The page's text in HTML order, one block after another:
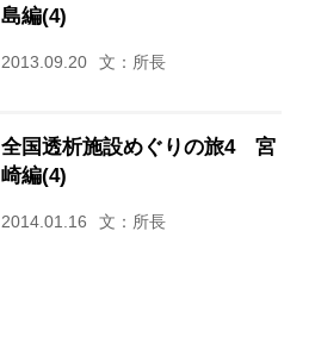
島編(4)
2013.09.20 文：所長
全国透析施設めぐりの旅4 宮
崎編(4)
2014.01.16 文：所長